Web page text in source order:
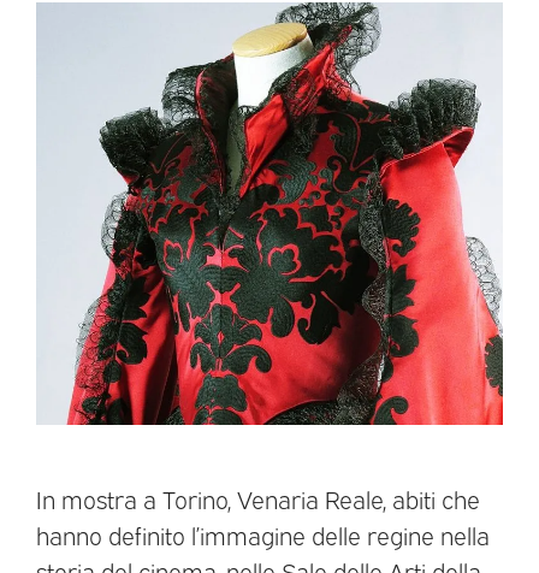
In mostra a Torino, Venaria Reale, abiti che
hanno definito l’immagine delle regine nella